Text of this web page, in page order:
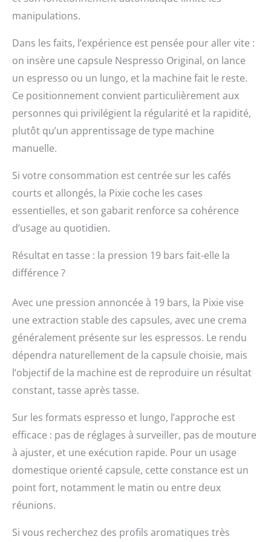
monde, pour
contribuer à la
protection de
l’environnement et à la
RECYCLAGE: toutes les
capsules Nespresso
sont recyclables. Toutes
les capsules en
recyclées
manipulations.
Dans les faits, l’expérience est pensée pour aller vite :
on insère une capsule Nespresso Original, on lance
un espresso ou un lungo, et la machine fait le reste.
Ce positionnement convient particulièrement aux
personnes qui privilégient la régularité et la rapidité,
plutôt qu’un apprentissage de type machine
manuelle.
Si votre consommation est centrée sur les cafés
courts et allongés, la Pixie coche les cases
essentielles, et son gabarit renforce sa cohérence
d’usage au quotidien.
Résultat en tasse : la pression 19 bars fait-elle la
différence ?
Avec une pression annoncée à 19 bars, la Pixie vise
une extraction stable des capsules, avec une crema
généralement présente sur les espressos. Le rendu
dépendra naturellement de la capsule choisie, mais
l’objectif de la machine est de reproduire un résultat
constant, tasse après tasse.
Sur les formats espresso et lungo, l’approche est
efficace : pas de réglages à surveiller, pas de mouture
à ajuster, et une exécution rapide. Pour un usage
domestique orienté capsule, cette constance est un
point fort, notamment le matin ou entre deux
réunions.
Si vous recherchez des profils aromatiques très